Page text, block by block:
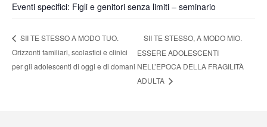
Eventi specifici: Figli e genitori senza limiti – seminario
SII TE STESSO A MODO TUO.
Orizzonti familiari, scolastici e clinici
per gli adolescenti di oggi e di domani
SII TE STESSO, A MODO MIO.
ESSERE ADOLESCENTI
NELL’EPOCA DELLA FRAGILITÀ
ADULTA